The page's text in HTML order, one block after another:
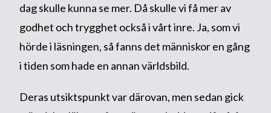
dag skulle kunna se mer. Då skulle vi få mer av
godhet och trygghet också i vårt inre. Ja, som vi
hörde i läsningen, så fanns det människor en gång
i tiden som hade en annan världsbild.
Deras utsiktspunkt var därovan, men sedan gick